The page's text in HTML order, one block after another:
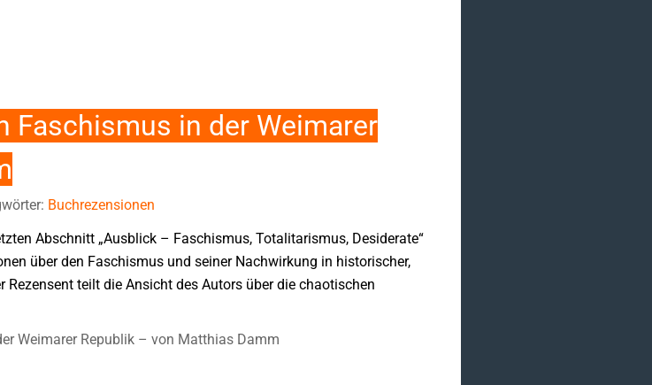
Faschismus in der Weimarer
Buchrezensionen
Abschnitt „Ausblick – Faschismus, Totalitarismus, Desiderate“
über den Faschismus und seiner Nachwirkung in historischer,
teilt die Ansicht des Autors über die chaotischen
Weimarer Republik – von Matthias Damm